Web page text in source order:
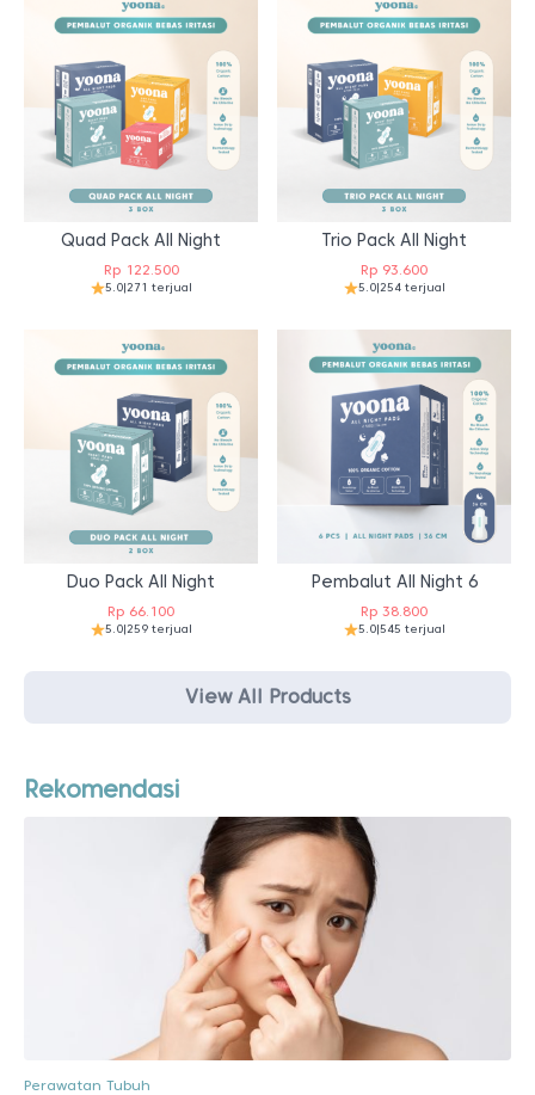
Quad Pack All Night
Rp122.500
5.0|271 terjual
Trio Pack All Night
Rp 93.600
5.0|254 terjual
Duo Pack All Night
Rp 66.100
5.0|259 terjual
Pembalut All Night 6
Rp 38.800
5.0|545 terjual
View All Products
Rekomendasi
Perawatan Tubuh